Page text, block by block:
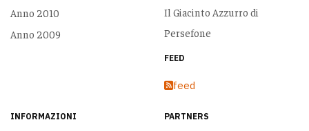
Anno 2010
Anno 2009
Il Giacinto Azzurro di
Persefone
FEED
feed
INFORMAZIONI PARTNERS